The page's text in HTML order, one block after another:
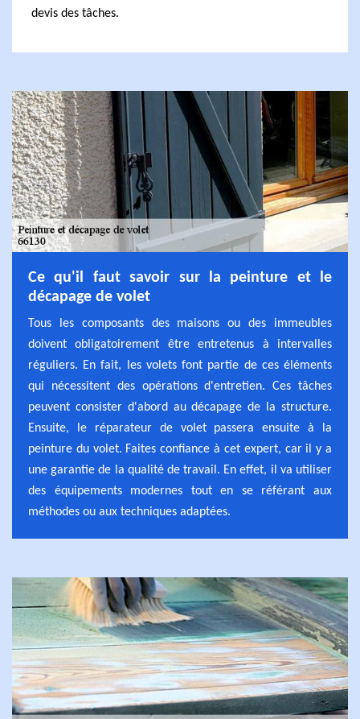
devis des tâches.
Ce qu'il faut savoir sur la peinture et le
décapage de volet
Tous les composants des maisons ou des immeubles
doivent obligatoirement être entretenus à intervalles
réguliers. En fait, les volets font partie de ces éléments
qui nécessitent des opérations d'entretien. Ces tâches
peuvent consister d'abord au décapage de la structure.
Ensuite, le réparateur de volet passera ensuite à la
peinture du volet. Faites confiance à cet expert, car il y a
une garantie de la qualité de travail. En effet, il va utiliser
des équipements modernes tout en se référant aux
méthodes ou aux techniques adaptées.